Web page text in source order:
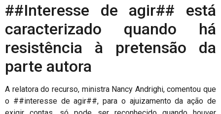
##Interesse de agir## está
caracterizado quando há
resistência à pretensão da
parte autora
A relatora do recurso, ministra Nancy Andrighi, comentou que
o ##interesse de agir##, para o ajuizamento da ação de